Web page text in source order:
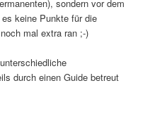
sondern vor dem
keine Punkte für die
mal extra ran ;-)
durch einen Guide betreut